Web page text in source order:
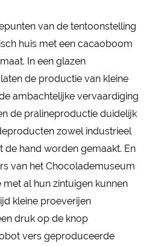
van de tentoonstelling
huis met een cacaoboom
In een glazen
de productie van kleine
ambachtelijke vervaardiging
de pralineproductie duidelijk
zowel industrieel
de hand worden gemaakt. En
van het Chocolademuseum
al hun zintuigen kunnen
kleine proeverijen
druk op de knop
vers geproduceerde